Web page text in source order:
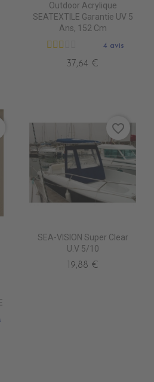
Outdoor Acrylique
SEATEXTILE Garantie UV 5
Ans, 152 Cm
4 avis
37,64 €
BRUNSEA-VISION Super Clear
U.V 5/10
19,88 €
favorite_border